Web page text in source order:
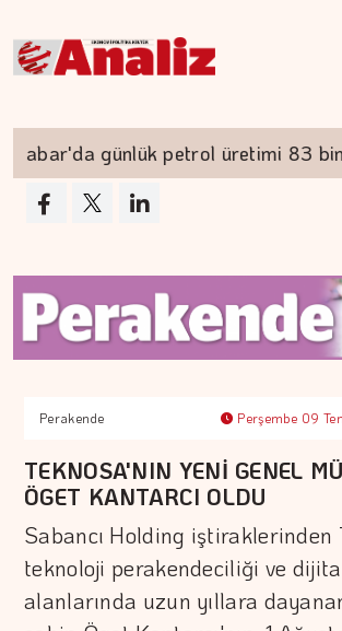
günlük petrol üretimi 83 bin
Perakende Perşembe 09
TEKNOSA'NIN YENİ GENEL
ÖGET KANTARCI OLDU
Sabancı Holding iştiraklerinden
teknoloji perakendeciliği ve
alanlarında uzun yıllara